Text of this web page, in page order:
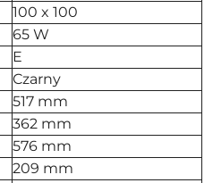
100 x 100
65 W
E
Czarny
517 mm
362 mm
576 mm
209 mm